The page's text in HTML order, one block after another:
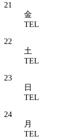
21
金
TEL
22
土
TEL
23
日
TEL
24
月
TEL